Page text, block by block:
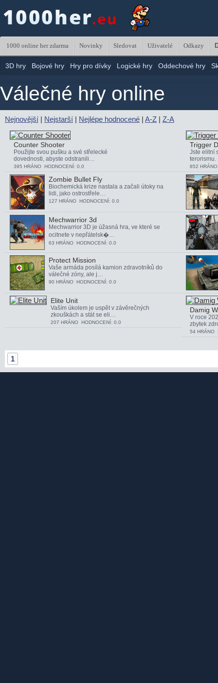
1000 online her zdarma Novinky Sledovat Uživatelé Odkazy
3D hry Bojové hry Hry pro dívky Logické hry Oddechové hry
Válečné hry online
Nejnovější | Nejstarší | Nejlépe hodnocené | A-Z | Z-A
Counter Shooter
Použijte svou pušku a své střelecké
dovednosti, abyste odstranili…
395 HRÁNO HODNOCENÍ: 0.0
Trigger
Jste elitní
852
Zombie Bullet Fly
Biochemická krize nastala a začali útoky na
lidi, jako ostrostřele…
127 HRÁNO HODNOCENÍ: 0.0
Mechwarrior 3d
Mechwarrior 3D je úžasná hra, ve které se
ocitnete v nepřátelsk�…
63 HRÁNO HODNOCENÍ: 0.0
Protect Mission
Vaše armáda posílá kamion zdravotníků do
válečné zóny, ale j…
90 HRÁNO HODNOCENÍ: 0.0
Elite Unit
Vaším úkolem je uspět v závěrečných
zkouškách a stát se eli…
207 HRÁNO HODNOCENÍ: 0.0
Damig
V roce
zbytek
54 HRÁNO
1